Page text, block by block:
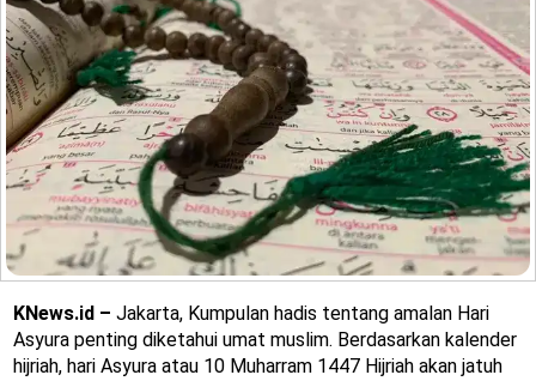
KNews.id – Jakarta, Kumpulan hadis tentang amalan Hari
Asyura penting diketahui umat muslim. Berdasarkan kalender
hijriah, hari Asyura atau 10 Muharram 1447 Hijriah akan jatuh